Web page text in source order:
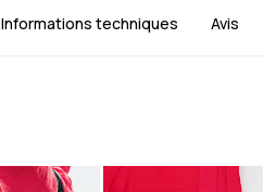
Informations techniques Avis